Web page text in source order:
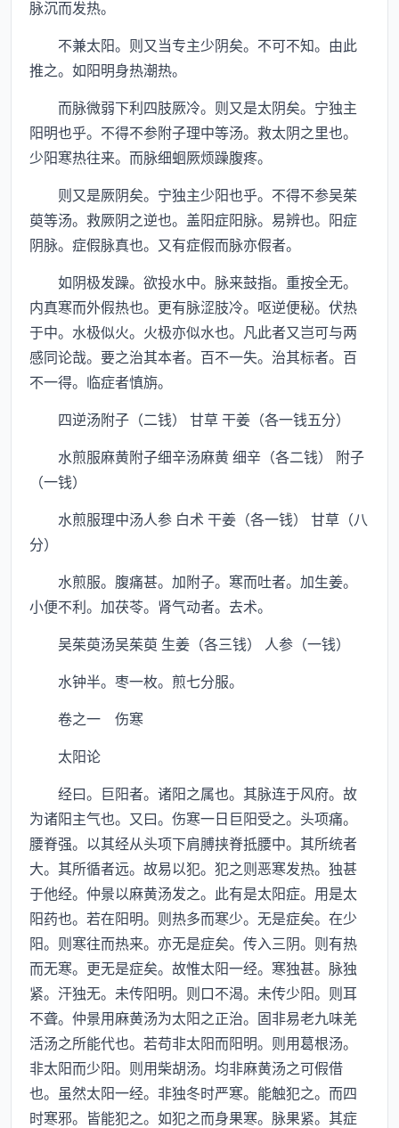
脉沉而发热。
不兼太阳。则又当专主少阴矣。不可不知。由此
推之。如阳明身热潮热。
而脉微弱下利四肢厥冷。则又是太阴矣。宁独主
阳明也乎。不得不参附子理中等汤。救太阴之里也。
少阳寒热往来。而脉细蛔厥烦躁腹疼。
则又是厥阴矣。宁独主少阳也乎。不得不参吴茱
萸等汤。救厥阴之逆也。盖阳症阳脉。易辨也。阳症
阴脉。症假脉真也。又有症假而脉亦假者。
如阴极发躁。欲投水中。脉来鼓指。重按全无。
内真寒而外假热也。更有脉涩肢冷。呕逆便秘。伏热
于中。水极似火。火极亦似水也。凡此者又岂可与两
感同论哉。要之治其本者。百不一失。治其标者。百
不一得。临症者慎旃。
四逆汤附子（二钱） 甘草 干姜（各一钱五分）
水煎服麻黄附子细辛汤麻黄 细辛（各二钱） 附子
（一钱）
水煎服理中汤人参 白术 干姜（各一钱） 甘草（八
分）
水煎服。腹痛甚。加附子。寒而吐者。加生姜。
小便不利。加茯苓。肾气动者。去术。
吴茱萸汤吴茱萸 生姜（各三钱） 人参（一钱）
水钟半。枣一枚。煎七分服。
卷之一 伤寒
太阳论
经曰。巨阳者。诸阳之属也。其脉连于风府。故
为诸阳主气也。又曰。伤寒一日巨阳受之。头项痛。
腰脊强。以其经从头项下肩膊挟脊抵腰中。其所统者
大。其所循者远。故易以犯。犯之则恶寒发热。独甚
于他经。仲景以麻黄汤发之。此有是太阳症。用是太
阳药也。若在阳明。则热多而寒少。无是症矣。在少
阳。则寒往而热来。亦无是症矣。传入三阴。则有热
而无寒。更无是症矣。故惟太阳一经。寒独甚。脉独
紧。汗独无。未传阳明。则口不渴。未传少阳。则耳
不聋。仲景用麻黄汤为太阳之正治。固非易老九味羌
活汤之所能代也。若苟非太阳而阳明。则用葛根汤。
非太阳而少阳。则用柴胡汤。均非麻黄汤之可假借
也。虽然太阳一经。非独冬时严寒。能触犯之。而四
时寒邪。皆能犯之。如犯之而身果寒。脉果紧。其症